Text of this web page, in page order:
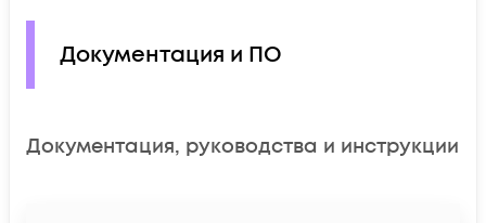
Документация и ПО
Документация, руководства и инструкции